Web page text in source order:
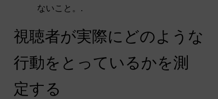
ないこと。.
視聴者が実際にどのような
行動をとっているかを測
定する